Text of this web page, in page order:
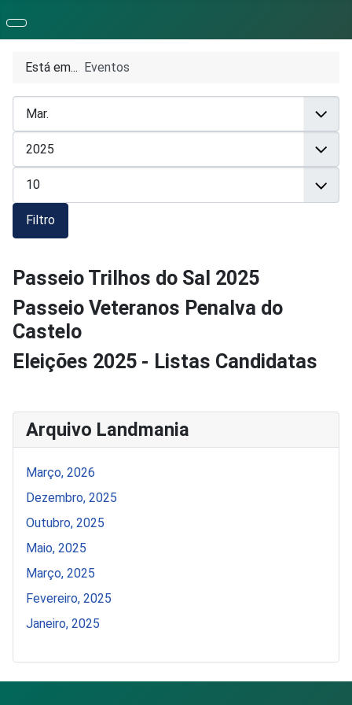
Está em... Eventos
Filtro
Passeio Trilhos do Sal 2025
Passeio Veteranos Penalva do
Castelo
Eleições 2025 - Listas Candidatas
Arquivo Landmania
Março, 2026
Dezembro, 2025
Outubro, 2025
Maio, 2025
Março, 2025
Fevereiro, 2025
Janeiro, 2025